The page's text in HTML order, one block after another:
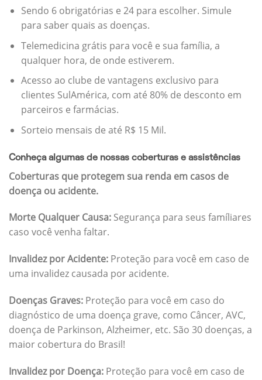
Sendo 6 obrigatórias e 24 para escolher. Simule
para saber quais as doenças.
Telemedicina grátis para você e sua família, a
qualquer hora, de onde estiverem.
Acesso ao clube de vantagens exclusivo para
clientes SulAmérica, com até 80% de desconto em
parceiros e farmácias.
Sorteio mensais de até R$ 15 Mil.
Conheça algumas de nossas coberturas e assistências
Coberturas que protegem sua renda em casos de
doença ou acidente.
Morte Qualquer Causa: Segurança para seus famíliares
caso você venha faltar.
Invalidez por Acidente: Proteção para você em caso de
uma invalidez causada por acidente.
Doenças Graves: Proteção para você em caso do
diagnóstico de uma doença grave, como Câncer, AVC,
doença de Parkinson, Alzheimer, etc. São 30 doenças, a
maior cobertura do Brasil!
Invalidez por Doença: Proteção para você em caso de